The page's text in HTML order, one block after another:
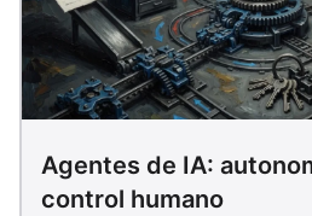
Agentes de IA:
control humano